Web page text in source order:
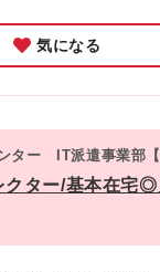
気になる
ター IT派遣事業部【
クター/基本在宅